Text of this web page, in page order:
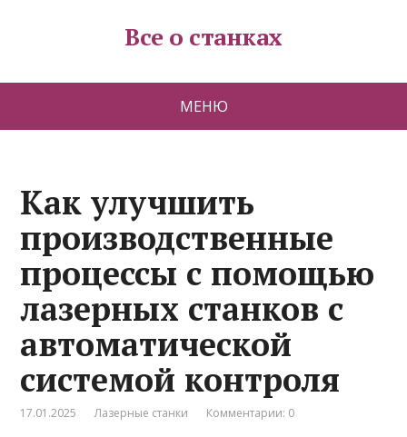
Все о станках
МЕНЮ
Как улучшить
производственные
процессы с помощью
лазерных станков с
автоматической
системой контроля
17.01.2025 Лазерные станки Комментарии: 0